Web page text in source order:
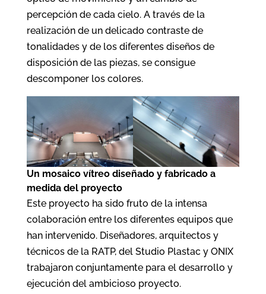
percepción de cada cielo. A través de la
realización de un delicado contraste de
tonalidades y de los diferentes diseños de
disposición de las piezas, se consigue
descomponer los colores.
Un mosaico vítreo diseñado y fabricado a
medida del proyecto
Este proyecto ha sido fruto de la intensa
colaboración entre los diferentes equipos que
han intervenido. Diseñadores, arquitectos y
técnicos de la RATP, del Studio Plastac y ONIX
trabajaron conjuntamente para el desarrollo y
ejecución del ambicioso proyecto.